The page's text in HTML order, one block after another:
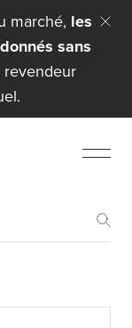
marché, les
sans